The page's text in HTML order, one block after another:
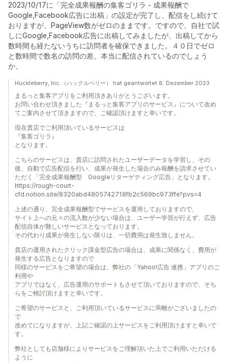
2023/10/17に「完全成果報酬の集客ゴリラ - 成果報酬で
Google,Facebook広告に出稿」の設定が完了し、配信をし続けて
おりますが、PageView数がゼロのままです。ですので、自社で試
しにGoogle,Facebook広告に出稿してみましたが、出稿してから
数時間も経たないうちに訪問者を確保できました。４０日でゼロ
と数時間で数名の訪問の差。本当に配信されているのでしょう
か。
Huckleberry, Inc.（ハックルベリー） hat geantwortet 8. Dezember 2023
まるっと集客アプリをご利用頂きありがとうございます。
お問い合わせ頂きました『まるっと集客アプリのサービス』について改め
てご案内させて頂きますので、ご確認頂けますと幸いです。
現在貴店でご利用頂いているサービスは
『集客ゴリラ』
となります。
こちらのサービスは、貴店に訪問されたユーザーデータを学習し、その
後、自動で広告配信を行い、成果が発生した場合のみ報酬を請求させてい
ただく「完全成果報酬型 Googleリターゲティング広告」となります。
https://rough-court-
cfd.notion.site/8320abd4805742718fb2c569bc973ffe?pvs=4
上述の通り、完全成果報酬型でサービスを運用しておりますので、
サイト上への元々の流入数が少ない場合は、ユーザー学習が行えず、広告
配信自体が難しいサービスとなっております。
その代わり成果が発生しない限りは、一切費用は発生致しません。
貴店の運用されたクリック課金型広告の場合は、成果に関係なく、費用が
発生する広告となりますので
同様のサービスをご希望の場合は、弊社の「Yahoo!広告 連携」アプリのご
利用や
アプリではなく、広告運用のサポートもさせて頂いておりますので、そち
らをご検討頂けますと幸いです。
ご希望のサービスと、ご利用頂いているサービスに乖離がございましたの
で
改めてになりますが、上記ご確認の上サービスをご利用頂けますと幸いで
す。
弊社としても店舗様によりサービスをご理解頂いた上でご利用いただける
ように